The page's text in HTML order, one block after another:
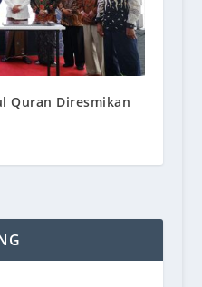
Quran Diresmikan